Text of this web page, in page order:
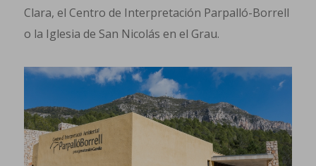
Clara, el Centro de Interpretación Parpalló-Borrell
o la Iglesia de San Nicolás en el Grau.